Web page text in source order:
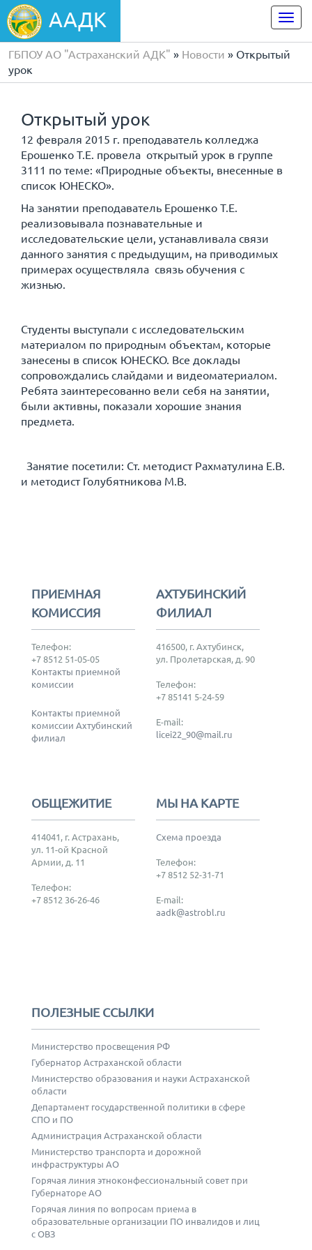
ААДК
ГБПОУ АО "Астраханский АДК" » Новости » Открытый
урок
Открытый урок
12 февраля 2015 г. преподаватель колледжа
Ерошенко Т.Е. провела открытый урок в группе
3111 по теме: «Природные объекты, внесенные в
список ЮНЕСКО».
На занятии преподаватель Ерошенко Т.Е.
реализовывала познавательные и
исследовательские цели, устанавливала связи
данного занятия с предыдущим, на приводимых
примерах осуществляла связь обучения с
жизнью.
Студенты выступали с исследовательским
материалом по природным объектам, которые
занесены в список ЮНЕСКО. Все доклады
сопровождались слайдами и видеоматериалом.
Ребята заинтересованно вели себя на занятии,
были активны, показали хорошие знания
предмета.
Занятие посетили: Ст. методист Рахматулина Е.В.
и методист Голубятникова М.В.
ПРИЕМНАЯ
КОМИССИЯ
Телефон:
+7 8512 51-05-05
Контакты приемной
комиссии
Контакты приемной
комиссии Ахтубинский
филиал
АХТУБИНСКИЙ
ФИЛИАЛ
416500, г. Ахтубинск,
ул. Пролетарская, д. 90
Телефон:
+7 85141 5-24-59
E-mail:
licei22_90@mail.ru
ОБЩЕЖИТИЕ
414041, г. Астрахань,
ул. 11-ой Красной
Армии, д. 11
Телефон:
+7 8512 36-26-46
МЫ НА КАРТЕ
Схема проезда
Телефон:
+7 8512 52-31-71
E-mail:
aadk@astrobl.ru
ПОЛЕЗНЫЕ ССЫЛКИ
Министерство просвещения РФ
Губернатор Астраханской области
Министерство образования и науки Астраханской
области
Департамент государственной политики в сфере
СПО и ПО
Администрация Астраханской области
Министерство транспорта и дорожной
инфраструктуры АО
Горячая линия этноконфессиональный совет при
Губернаторе АО
Горячая линия по вопросам приема в
образовательные организации ПО инвалидов и лиц
с ОВЗ